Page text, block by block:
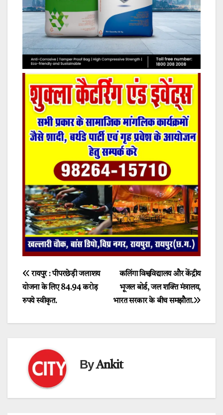
Post
navigation
कलिंगा विश्वविद्यालय और केंद्रीय
भूजल बोर्ड, जल शक्ति मंत्रालय,
भारत सरकार के बीच समझौता.
रायपुर : पीपरछेड़ी जलाशय
योजना के लिए 84.94 करोड़
रुपये स्वीकृत.
ByAnkit